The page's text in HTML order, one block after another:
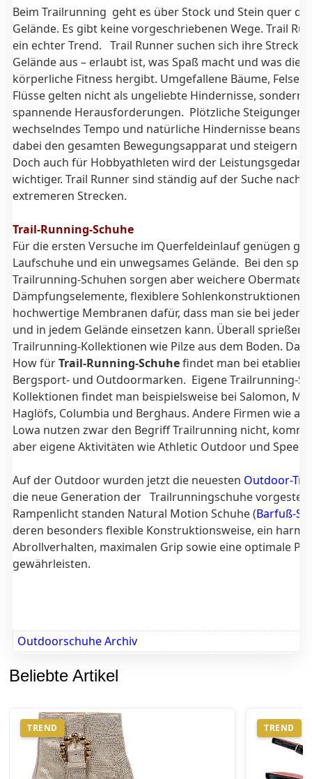
Beim Trailrunning geht es über Stock und Stein quer
Gelände. Es gibt keine vorgeschriebenen Wege. Trail
ein echter Trend. Trail Runner suchen sich ihre
Gelände aus – erlaubt ist, was Spaß macht und was die
körperliche Fitness hergibt. Umgefallene Bäume, Felsen
Flüsse gelten nicht als ungeliebte Hindernisse, sondern
spannende Herausforderungen. Plötzliche Steigungen,
wechselndes Tempo und natürliche Hindernisse
dabei den gesamten Bewegungsapparat und steigern
Doch auch für Hobbyathleten wird der
wichtiger. Trail Runner sind ständig auf der Suche nach
extremeren Strecken.
Trail-Running-Schuhe
Für die ersten Versuche im Querfeldeinlauf genügen
Laufschuhe und ein unwegsames Gelände. Bei den
Trailrunning-Schuhen sorgen aber weichere
Dämpfungselemente, flexiblere Sohlenkonstruktionen
hochwertige Membranen dafür, dass man sie bei jedem
und in jedem Gelände einsetzen kann. Überall sprießen
Trailrunning-Kollektionen wie Pilze aus dem Boden. Das
How fürTrail-Running-Schuhefindet man bei
Bergsport- und Outdoormarken. Eigene Trailrunning-
Kollektionen findet man beispielsweise bei Salomon,
Haglöfs, Columbia und Berghaus. Andere Firmen wie
Lowa nutzen zwar den Begriff Trailrunning nicht,
aber eigene Aktivitäten wie Athletic Outdoor und Speed
Auf der Outdoor wurden jetzt die neuesten Outdoor-
die neue Generation der Trailrunningschuhe
Rampenlicht standen Natural Motion Schuhe (Barfuß-
deren besonders flexible Konstruktionsweise, ein
Abrollverhalten, maximalen Grip sowie eine optimale
gewährleisten.
Outdoorschuhe Archiv
Beliebte Artikel
TREND TREND